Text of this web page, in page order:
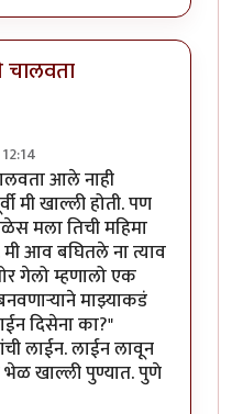
चालवता
रेल्वे स्टेशनच्या
आले नाही
मी खाल्ली होती. पण
मला तिची महिमा
मी आव बघितले ना त्याव
गेलो म्हणालो एक
माझ्याकडं
दिसेना का?"
लाईन. लाईन लावून
भेळ खाल्ली पुण्यात. पुणे